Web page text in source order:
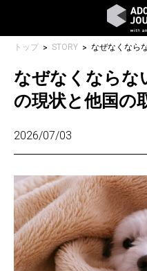
トップ STORY
なぜなくならな
の現状と他国の
2026/07/03